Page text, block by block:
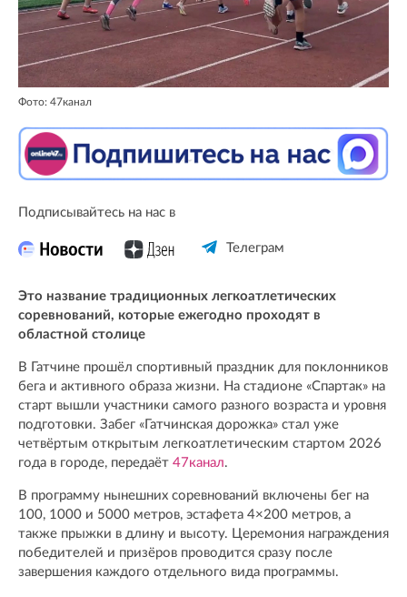
Фото: 47канал
Подписывайтесь на нас в
Телеграм
Это название традиционных легкоатлетических
соревнований, которые ежегодно проходят в
областной столице
В Гатчине прошёл спортивный праздник для поклонников
бега и активного образа жизни. На стадионе «Спартак» на
старт вышли участники самого разного возраста и уровня
подготовки. Забег «Гатчинская дорожка» стал уже
четвёртым открытым легкоатлетическим стартом 2026
года в городе, передаёт 47канал.
В программу нынешних соревнований включены бег на
100, 1000 и 5000 метров, эстафета 4×200 метров, а
также прыжки в длину и высоту. Церемония награждения
победителей и призёров проводится сразу после
завершения каждого отдельного вида программы.